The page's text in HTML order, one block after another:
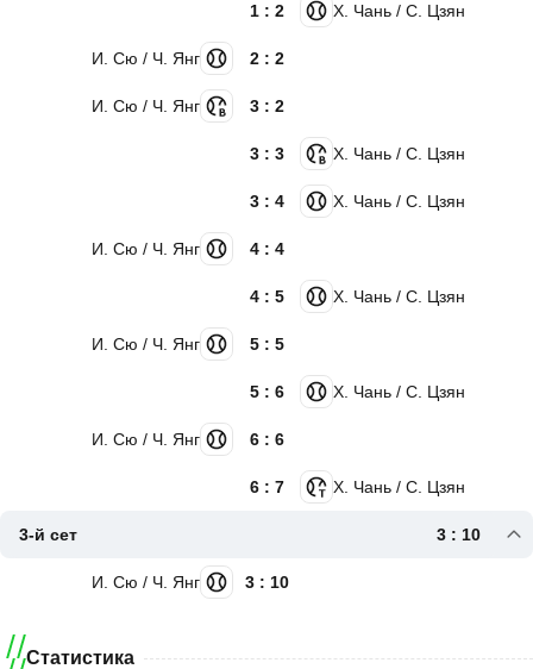
Х. Чань / С. Цзян
1 : 2
И. Сю / Ч. Янг 2 : 2
И. Сю / Ч. Янг 3 : 2
Х. Чань / С. Цзян
3 : 3
Х. Чань / С. Цзян
3 : 4
И. Сю / Ч. Янг 4 : 4
Х. Чань / С. Цзян
4 : 5
И. Сю / Ч. Янг 5 : 5
Х. Чань / С. Цзян
5 : 6
И. Сю / Ч. Янг 6 : 6
Х. Чань / С. Цзян
6 : 7
3-й сет 3 : 10
И. Сю / Ч. Янг 3 : 10
Статистика